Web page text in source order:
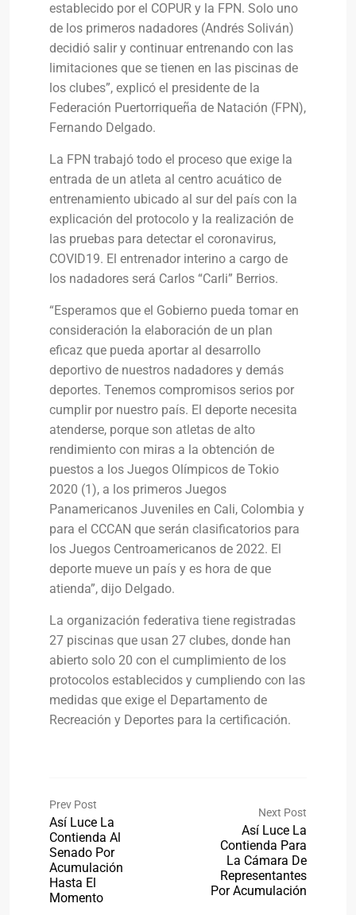
establecido por el COPUR y la FPN. Solo uno
de los primeros nadadores (Andrés Soliván)
decidió salir y continuar entrenando con las
limitaciones que se tienen en las piscinas de
los clubes”, explicó el presidente de la
Federación Puertorriqueña de Natación (FPN),
Fernando Delgado.
La FPN trabajó todo el proceso que exige la
entrada de un atleta al centro acuático de
entrenamiento ubicado al sur del país con la
explicación del protocolo y la realización de
las pruebas para detectar el coronavirus,
COVID19. El entrenador interino a cargo de
los nadadores será Carlos “Carli” Berrios.
“Esperamos que el Gobierno pueda tomar en
consideración la elaboración de un plan
eficaz que pueda aportar al desarrollo
deportivo de nuestros nadadores y demás
deportes. Tenemos compromisos serios por
cumplir por nuestro país. El deporte necesita
atenderse, porque son atletas de alto
rendimiento con miras a la obtención de
puestos a los Juegos Olímpicos de Tokio
2020 (1), a los primeros Juegos
Panamericanos Juveniles en Cali, Colombia y
para el CCCAN que serán clasificatorios para
los Juegos Centroamericanos de 2022. El
deporte mueve un país y es hora de que
atienda”, dijo Delgado.
La organización federativa tiene registradas
27 piscinas que usan 27 clubes, donde han
abierto solo 20 con el cumplimiento de los
protocolos establecidos y cumpliendo con las
medidas que exige el Departamento de
Recreación y Deportes para la certificación.
Prev Post
Así Luce La
Contienda Al
Senado Por
Acumulación
Hasta El
Momento
Next Post
Así Luce La
Contienda Para
La Cámara De
Representantes
Por Acumulación